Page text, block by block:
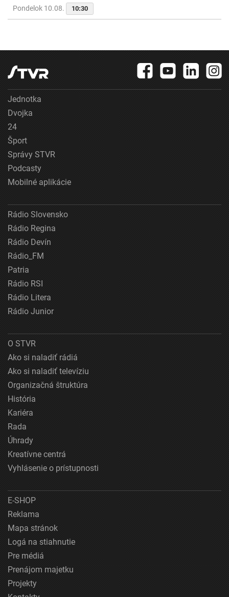
Pondelok 10.08. 10:30
Jednotka
Dvojka
24
Šport
Správy STVR
Podcasty
Mobilné aplikácie
Rádio Slovensko
Rádio Regina
Rádio Devín
Rádio_FM
Patria
Rádio RSI
Rádio Litera
Rádio Junior
O STVR
Ako si naladiť rádiá
Ako si naladiť televíziu
Organizačná štruktúra
História
Kariéra
Rada
Úhrady
Kreatívne centrá
Vyhlásenie o prístupnosti
E-SHOP
Reklama
Mapa stránok
Logá na stiahnutie
Pre médiá
Prenájom majetku
Projekty